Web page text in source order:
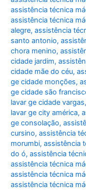
assistência técnica
assistência técnica
alegre,assistência
santo antonio,
chora menino,
cidade jardim,
cidade mãe do céu,
ge cidade monções,
ge cidade são
lavar ge cidade vargas
lavar ge city américa,
ge consolação,
cursino,assistência
morumbi,assistência
do ó,assistência
assistência técnica
assistência técnica
assistência técnica